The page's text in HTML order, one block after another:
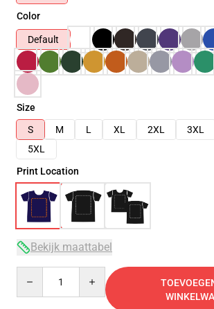
Color
Default
Size
S
M L XL 2XL 3XL
5XL
Print Location
Bekijk maattabel